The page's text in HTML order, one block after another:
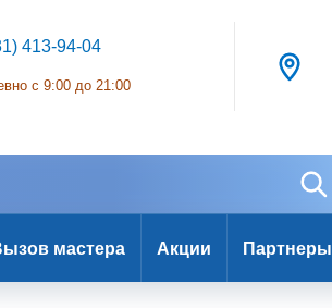
413-94-04
с 9:00 до 21:00
мастера Акции Партнеры